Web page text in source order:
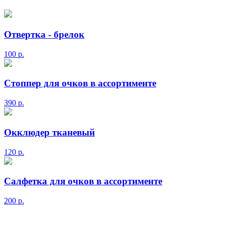
Отвертка - брелок
100 р.
Стоппер для очков в ассортименте
390 р.
Окклюдер тканевый
120 р.
Салфетка для очков в ассортименте
200 р.